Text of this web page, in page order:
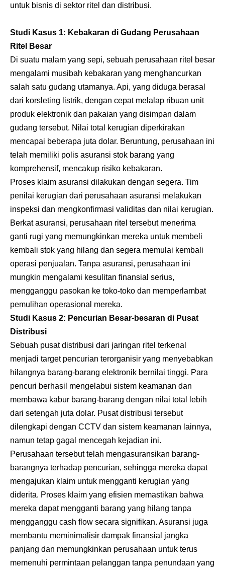
untuk bisnis di sektor ritel dan distribusi.
Studi Kasus 1: Kebakaran di Gudang Perusahaan
Ritel Besar
Di suatu malam yang sepi, sebuah perusahaan ritel besar
mengalami musibah kebakaran yang menghancurkan
salah satu gudang utamanya. Api, yang diduga berasal
dari korsleting listrik, dengan cepat melalap ribuan unit
produk elektronik dan pakaian yang disimpan dalam
gudang tersebut. Nilai total kerugian diperkirakan
mencapai beberapa juta dolar. Beruntung, perusahaan ini
telah memiliki polis asuransi stok barang yang
komprehensif, mencakup risiko kebakaran.
Proses klaim asuransi dilakukan dengan segera. Tim
penilai kerugian dari perusahaan asuransi melakukan
inspeksi dan mengkonfirmasi validitas dan nilai kerugian.
Berkat asuransi, perusahaan ritel tersebut menerima
ganti rugi yang memungkinkan mereka untuk membeli
kembali stok yang hilang dan segera memulai kembali
operasi penjualan. Tanpa asuransi, perusahaan ini
mungkin mengalami kesulitan finansial serius,
mengganggu pasokan ke toko-toko dan memperlambat
pemulihan operasional mereka.
Studi Kasus 2: Pencurian Besar-besaran di Pusat
Distribusi
Sebuah pusat distribusi dari jaringan ritel terkenal
menjadi target pencurian terorganisir yang menyebabkan
hilangnya barang-barang elektronik bernilai tinggi. Para
pencuri berhasil mengelabui sistem keamanan dan
membawa kabur barang-barang dengan nilai total lebih
dari setengah juta dolar. Pusat distribusi tersebut
dilengkapi dengan CCTV dan sistem keamanan lainnya,
namun tetap gagal mencegah kejadian ini.
Perusahaan tersebut telah mengasuransikan barang-
barangnya terhadap pencurian, sehingga mereka dapat
mengajukan klaim untuk mengganti kerugian yang
diderita. Proses klaim yang efisien memastikan bahwa
mereka dapat mengganti barang yang hilang tanpa
mengganggu cash flow secara signifikan. Asuransi juga
membantu meminimalisir dampak finansial jangka
panjang dan memungkinkan perusahaan untuk terus
memenuhi permintaan pelanggan tanpa penundaan yang